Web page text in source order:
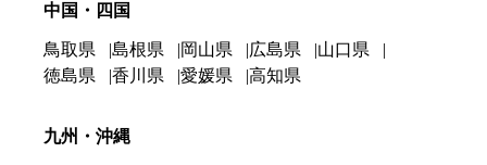
中国・四国
鳥取県 島根県 岡山県 広島県
山口県
徳島県
香川県 愛媛県 高知県
九州・沖縄